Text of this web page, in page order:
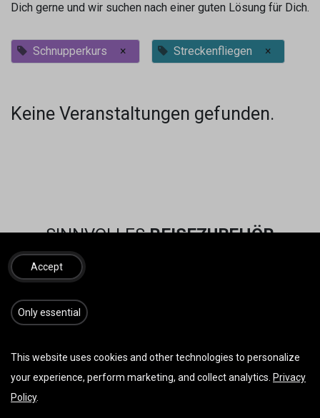
Dich gerne und wir suchen nach einer guten Lösung für Dich.
Schnupperkurs × Streckenfliegen ×
Keine Veranstaltungen gefunden.
SINNVOLLESREISEZUBEHÖR
Accept
​​​Only essential
This website uses cookies and other technologies to personalize
your experience, perform marketing, and collect analytics. Privacy
Policy.